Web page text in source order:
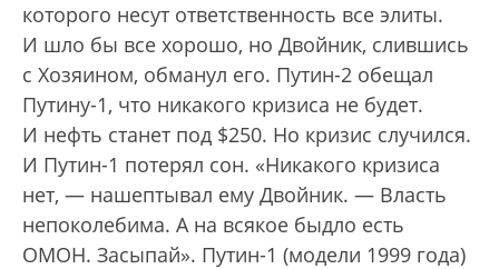
которого несут ответственность все элиты.
И шло бы все хорошо, но Двойник, слившись
с Хозяином, обманул его. Путин-2 обещал
Путину-1, что никакого кризиса не будет.
И нефть станет под $250. Но кризис случился.
И Путин-1 потерял сон. «Никакого кризиса
нет, — нашептывал ему Двойник. — Власть
непоколебима. А на всякое быдло есть
ОМОН. Засыпай». Путин-1 (модели 1999 года)